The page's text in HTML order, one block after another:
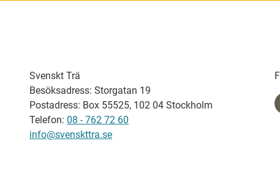
Svenskt Trä
Besöksadress: Storgatan 19
Postadress: Box 55525, 102 04 Stockholm
Telefon: 08 - 762 72 60
info@svenskttra.se